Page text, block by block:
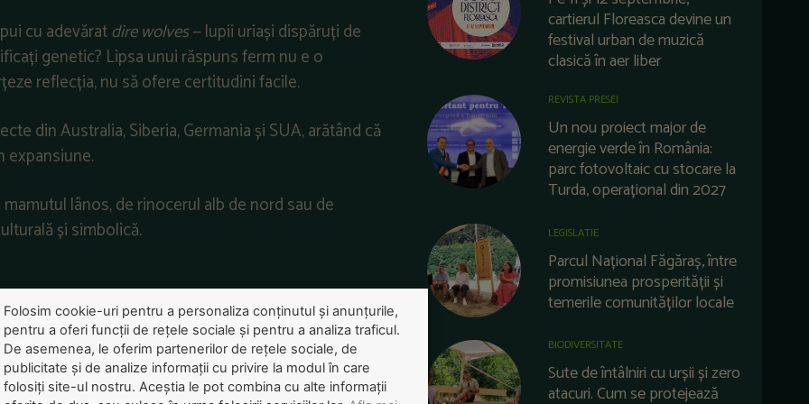
cu adevăratdire wolves— lupii uriași dispăruți de
genetic? Lipsa unui răspuns ferm nu e o
reflecția, nu să ofere certitudini facile.
din Australia, Siberia, Germania și SUA, arătând că
expansiune.
lânos, de rinocerul alb de nord sau de
și simbolică.
atât de tensionată devine discuția morală. Filmul
cartierul Floreasca devine un
festival urban de muzică
clasică în aer liber
REVISTA PRESEI
Un nou proiect major de
energie verde în România:
parc fotovoltaic cu stocare la
Turda, operațional din 2027
LEGISLATIE
Parcul Național Făgăraș, între
promisiunea prosperității și
temerile comunităților locale
BIODIVERSITATE
Sute de întâlniri cu urșii și zero
atacuri. Cum se protejează
Folosim cookie-uri pentru a personaliza conținutul și anunțurile,
pentru a oferi funcții de rețele sociale și pentru a analiza traficul.
De asemenea, le oferim partenerilor de rețele sociale, de
publicitate și de analize informații cu privire la modul în care
folosiți site-ul nostru. Aceștia le pot combina cu alte informații